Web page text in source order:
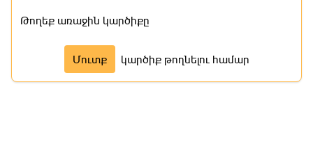
Թողեք առաջին կարծիքը
Մուտք կարծիք թողնելու համար